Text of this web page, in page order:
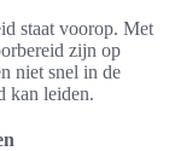
staat voorop. Met
zijn op
niet snel in de
kan leiden.